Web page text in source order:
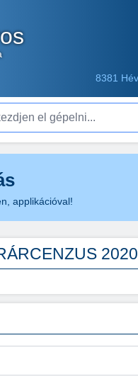
8381
el gépelni...
applikációval!